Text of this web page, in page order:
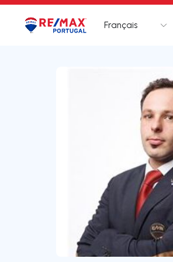
Logo Aller à la page d’accueil
Français